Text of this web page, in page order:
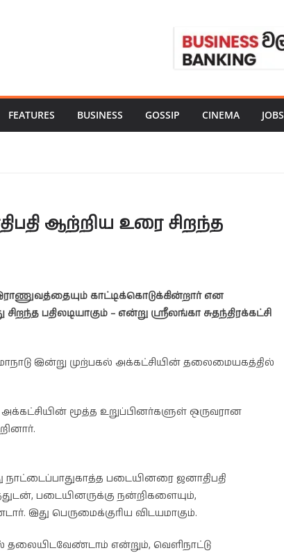
FEATURES BUSINESS GOSSIP CINEMA JOBS
ஆற்றிய உரை சிறந்த
காட்டிக்கொடுக்கின்றார் என
பதிலடியாகும் – என்று ஸ்ரீலங்கா சுதந்திரக்கட்சி
இன்று முற்பகல் அக்கட்சியின் தலைமையகத்தில்
மூத்த உறுப்பினர்களுள் ஒருவரான
படையினரை ஜனாதிபதி
படையினருக்கு நன்றிகளையும்,
இது பெருமைக்குரிய விடயமாகும்.
என்றும், வெளிநாட்டு